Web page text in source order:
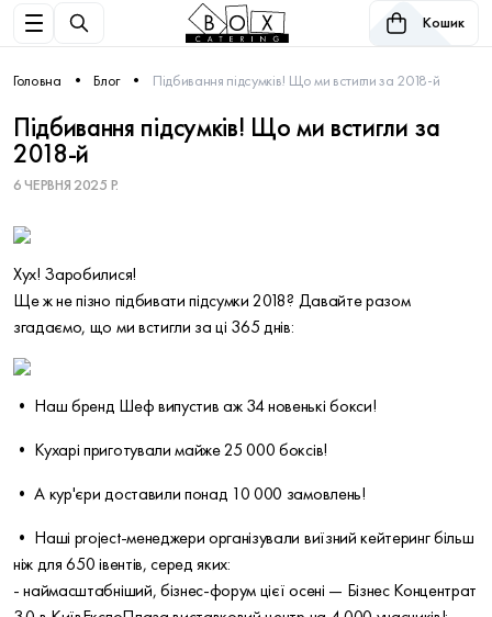
Кошик
Головна Блог Підбивання підсумків! Що ми встигли за 2018-й
Підбивання підсумків! Що ми встигли за
2018-й
6 ЧЕРВНЯ 2025 Р.
Хух! Заробилися!
Ще ж не пізно підбивати підсумки 2018? Давайте разом
згадаємо, що ми встигли за ці 365 днів:
• Наш бренд Шеф випустив аж 34 новенькі бокси!
• Кухарі приготували майже 25 000 боксів!
• А кур'єри доставили понад 10 000 замовлень!
• Наші project-менеджери організували виїзний кейтеринг більш
ніж для 650 івентів, серед яких:
- наймасштабніший, бізнес-форум цієї осені — Бізнес Концентрат